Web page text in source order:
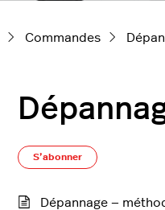
Commandes
S’abonner
Dépannage —